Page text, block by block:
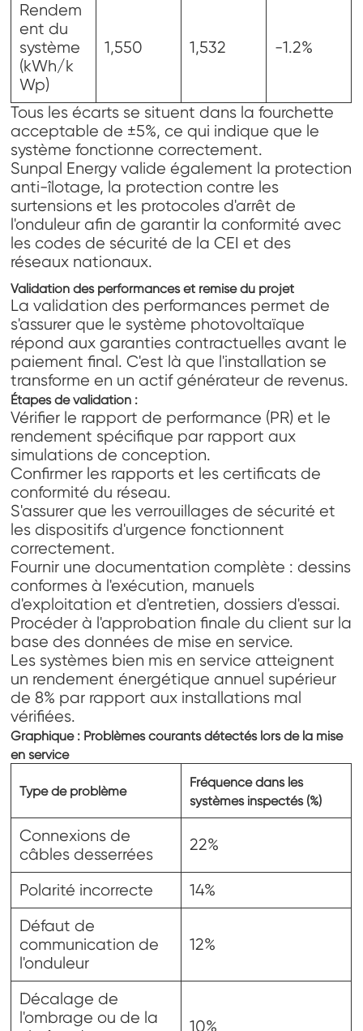
Rendem
ent du
système
(kWh/k
Wp)
1,550 1,532 -1.2%
Tous les écarts se situent dans la fourchette
acceptable de ±5%, ce qui indique que le
système fonctionne correctement.
Sunpal Energy valide également la protection
anti-îlotage, la protection contre les
surtensions et les protocoles d'arrêt de
l'onduleur afin de garantir la conformité avec
les codes de sécurité de la CEI et des
réseaux nationaux.
Validation des performances et remise du projet
La validation des performances permet de
s'assurer que le système photovoltaïque
répond aux garanties contractuelles avant le
paiement final. C'est là que l'installation se
transforme en un actif générateur de revenus.
Étapes de validation :
Vérifier le rapport de performance (PR) et le
rendement spécifique par rapport aux
simulations de conception.
Confirmer les rapports et les certificats de
conformité du réseau.
S'assurer que les verrouillages de sécurité et
les dispositifs d'urgence fonctionnent
correctement.
Fournir une documentation complète : dessins
conformes à l'exécution, manuels
d'exploitation et d'entretien, dossiers d'essai.
Procéder à l'approbation finale du client sur la
base des données de mise en service.
Les systèmes bien mis en service atteignent
un rendement énergétique annuel supérieur
de 8% par rapport aux installations mal
vérifiées.
Graphique : Problèmes courants détectés lors de la mise
en service
Type de problème
Fréquence dans les
systèmes inspectés (%)
Connexions de
câbles desserrées
22%
Polarité incorrecte
14%
Défaut de
communication de
l'onduleur
12%
Décalage de
l'ombrage ou de la
10%